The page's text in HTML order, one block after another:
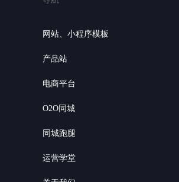
网站、小程序模板
产品站
电商平台
O2O同城
同城跑腿
运营学堂